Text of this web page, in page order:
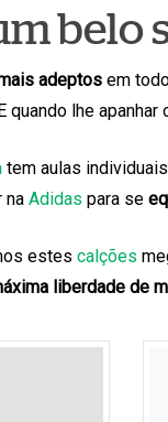
belo
adeptosem
quando lhe
tem aulas
na Adidas para se
estes calções
liberdade de